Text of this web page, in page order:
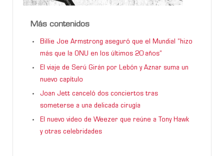
Más contenidos
Billie Joe Armstrong aseguró que el Mundial “hizo
más que la ONU en los últimos 20 años”
El viaje de Serú Girán por Lebón y Aznar suma un
nuevo capítulo
Joan Jett canceló dos conciertos tras
someterse a una delicada cirugía
El nuevo video de Weezer que reúne a Tony Hawk
y otras celebridades